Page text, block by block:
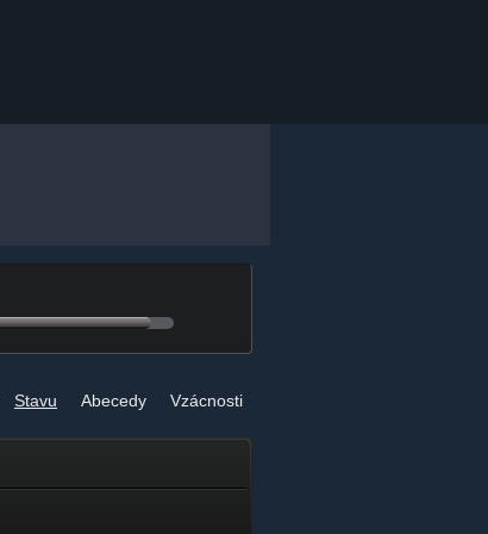
Stavu Abecedy Vzácnosti